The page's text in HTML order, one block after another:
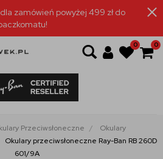
zamówień powyżej 499 zł do
0 0
Przeciwsłoneczne
Okulary
Okulary przeciwsłoneczne Ray-Ban RB 260D
601/9A